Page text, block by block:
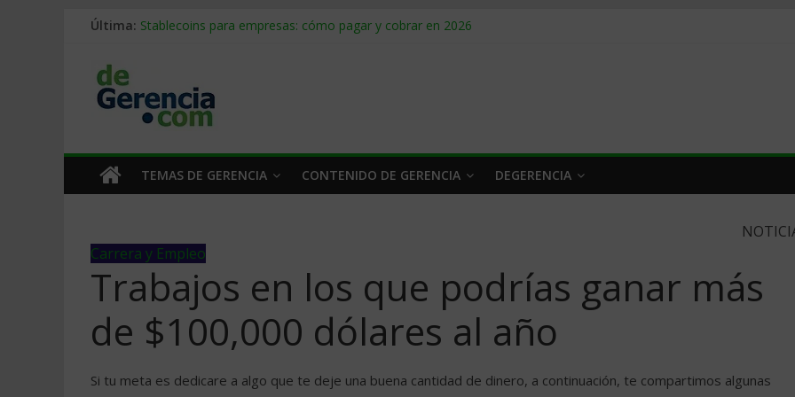
Última: Stablecoins para empresas: cómo pagar y cobrar en 2026
Trabajo forzoso en la cadena de suministro: qué hacer
Mercado hispano de EE. UU.: cómo segmentarlo y venderle
TEMAS DE GERENCIA CONTENIDO DE GERENCIA DEGERENCIA
Carrera y Empleo
Trabajos en los que podrías ganar más
de $100,000 dólares al año
Si tu meta es dedicare a algo que te deje una buena cantidad de dinero, a continuación, te compartimos algunas